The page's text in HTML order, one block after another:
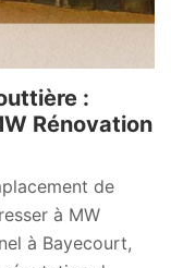
:
Rénovation
de
à MW
à Bayecourt,